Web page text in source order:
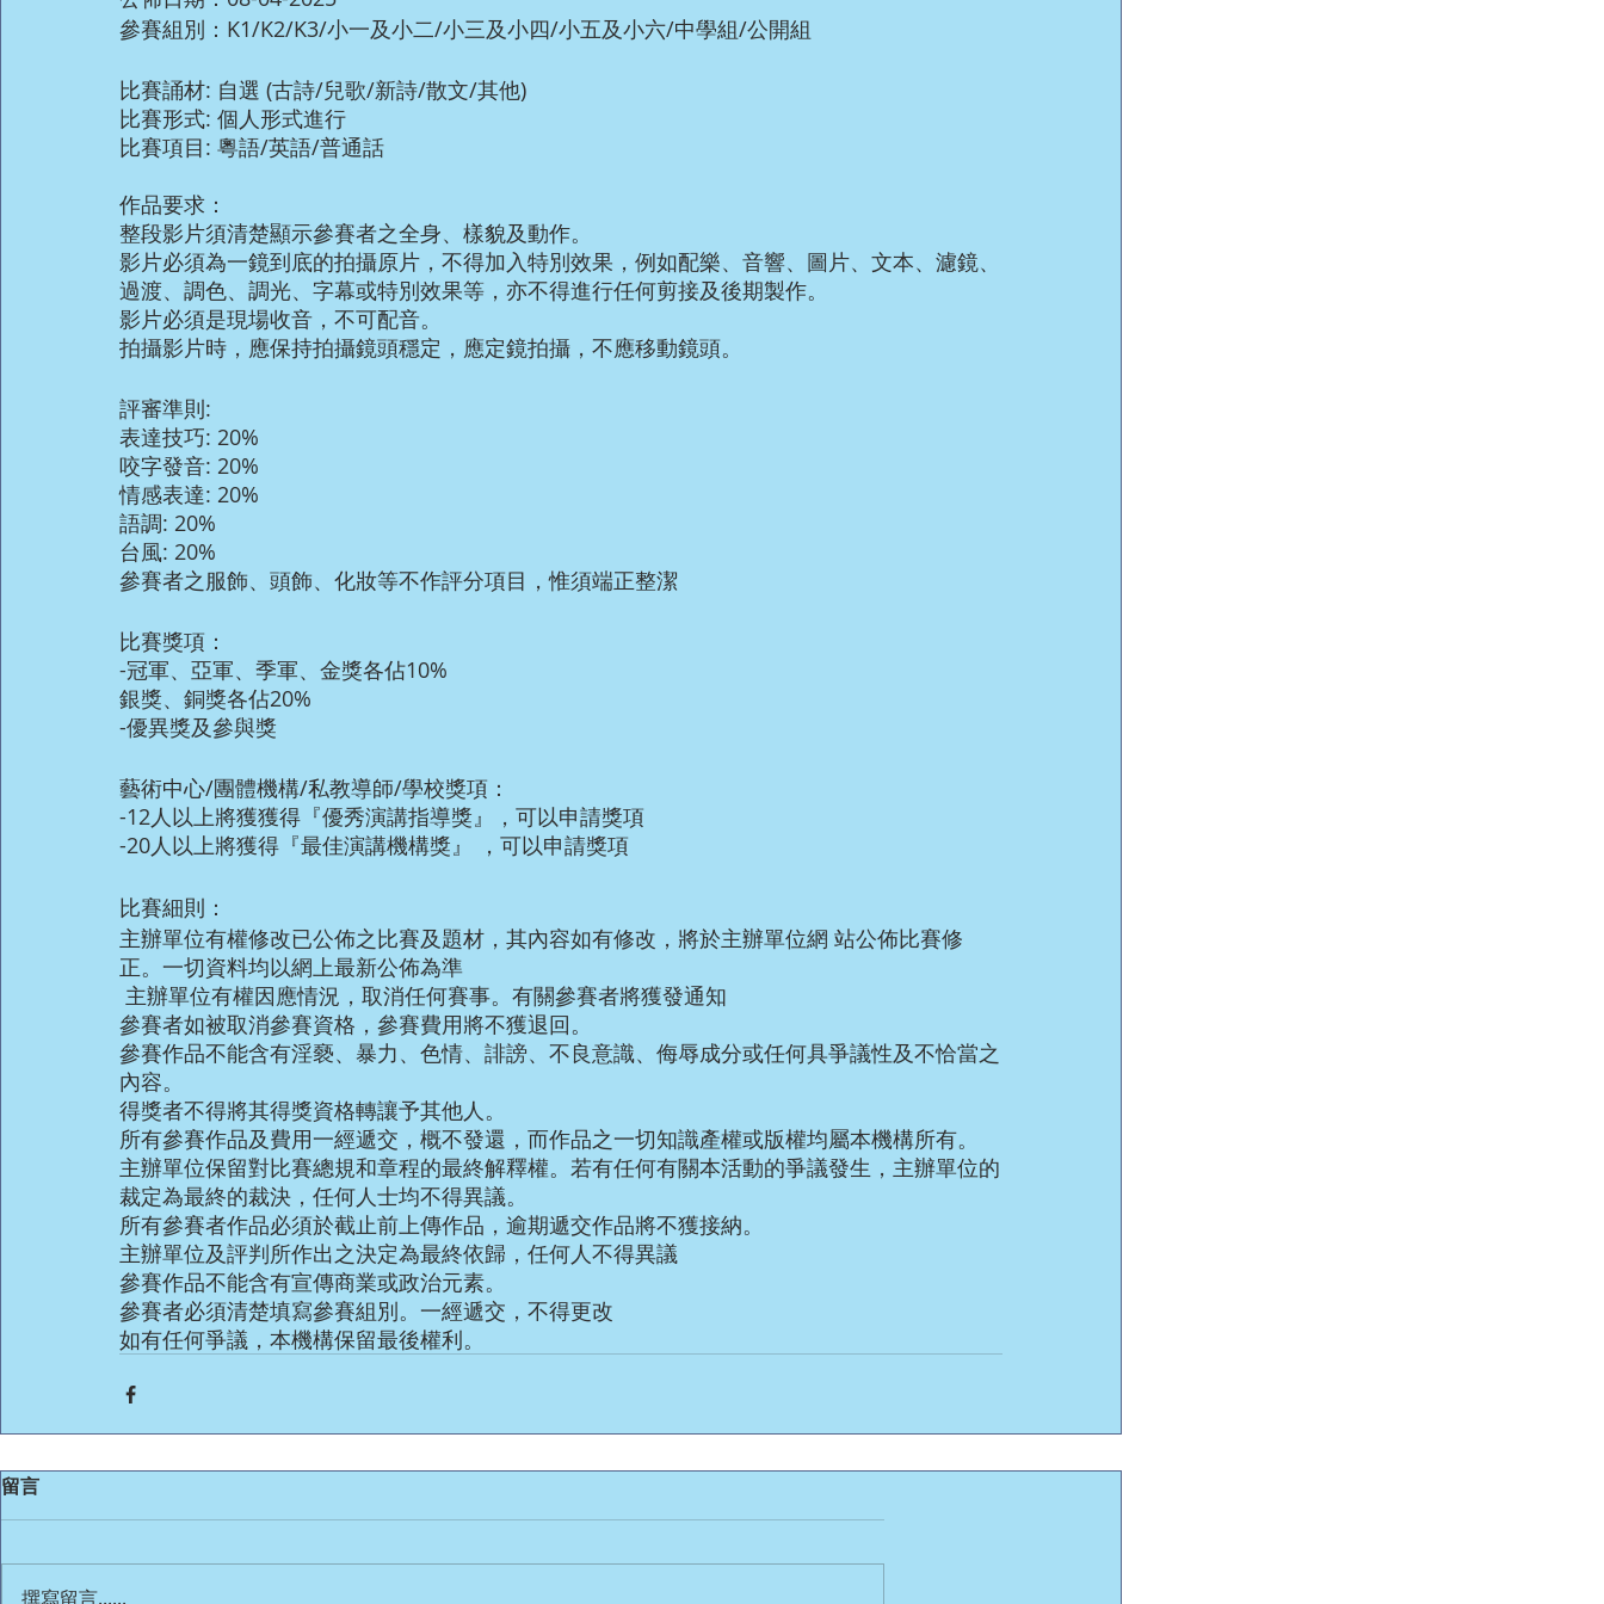
參賽組別：K1/K2/K3/小一及小二/小三及小四/小五及小六/中學組/公開組
比賽誦材: 自選 (古詩/兒歌/新詩/散文/其他)
比賽形式: 個人形式進行
比賽項目: 粵語/英語/普通話
作品要求：
整段影片須清楚顯示參賽者之全身、樣貌及動作。
影片必須為一鏡到底的拍攝原片，不得加入特別效果，例如配樂、音響、圖片、文本、濾鏡、
過渡、調色、調光、字幕或特別效果等，亦不得進行任何剪接及後期製作。
影片必須是現場收音，不可配音。
拍攝影片時，應保持拍攝鏡頭穩定，應定鏡拍攝，不應移動鏡頭。
評審準則:
表達技巧: 20%
咬字發音: 20%
情感表達: 20%
語調: 20%
台風: 20%
參賽者之服飾、頭飾、化妝等不作評分項目，惟須端正整潔
比賽獎項：
-冠軍、亞軍、季軍、金獎各佔10%
銀獎、銅獎各佔20%
-優異獎及參與獎
藝術中心/團體機構/私教導師/學校獎項：
-12人以上將獲獲得『優秀演講指導獎』，可以申請獎項
-20人以上將獲得『最佳演講機構獎』 ，可以申請獎項
比賽細則：
主辦單位有權修改已公佈之比賽及題材，其內容如有修改，將於主辦單位網 站公佈比賽修
正。一切資料均以網上最新公佈為準
主辦單位有權因應情況，取消任何賽事。有關參賽者將獲發通知
參賽者如被取消參賽資格，參賽費用將不獲退回。
參賽作品不能含有淫褻、暴力、色情、誹謗、不良意識、侮辱成分或任何具爭議性及不恰當之
內容。
得獎者不得將其得獎資格轉讓予其他人。
所有參賽作品及費用一經遞交，概不發還，而作品之一切知識產權或版權均屬本機構所有。
主辦單位保留對比賽總規和章程的最終解釋權。若有任何有關本活動的爭議發生，主辦單位的
裁定為最終的裁決，任何人士均不得異議。
所有參賽者作品必須於截止前上傳作品，逾期遞交作品將不獲接納。
主辦單位及評判所作出之決定為最終依歸，任何人不得異議
參賽作品不能含有宣傳商業或政治元素。
參賽者必須清楚填寫參賽組別。一經遞交，不得更改
如有任何爭議，本機構保留最後權利。
留言
撰寫留言......